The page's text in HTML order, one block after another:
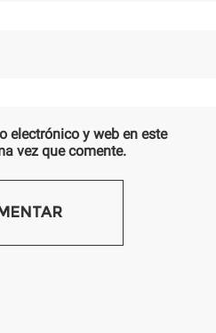
electrónico y web en este
vez que comente.